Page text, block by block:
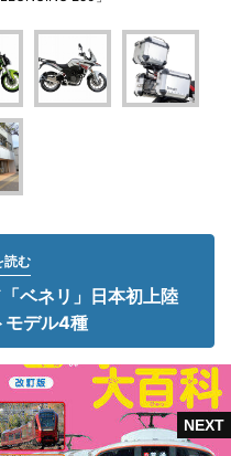
読む
ベネリ」日本初上陸
モデル4種